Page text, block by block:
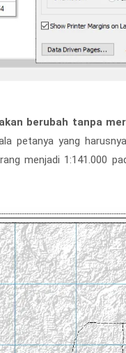
berubah tanpa
petanya yang
menjadi 1:141.000